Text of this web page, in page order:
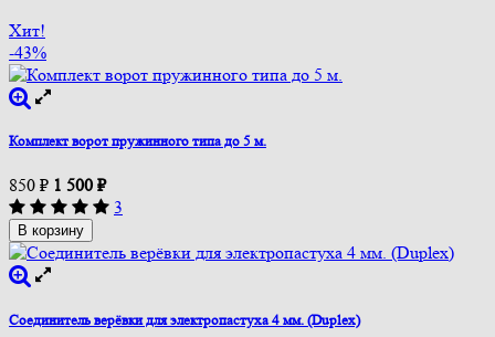
Хит!
-43%
Комплект ворот пружинного типа до 5 м.
850 ₽ 1 500 ₽
3
В корзину
Соединитель верёвки для электропастуха 4 мм. (Duplex)